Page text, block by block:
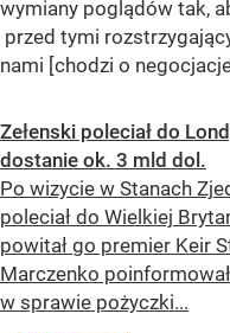
wymiany poglądów tak,
przed tymi
nami [chodzi o
Zełenski poleciał do
dostanie ok. 3 mld dol.
Po wizycie w Stanach
poleciał do Wielkiej
powitał go premier Keir
Marczenko
w sprawie pożyczki...